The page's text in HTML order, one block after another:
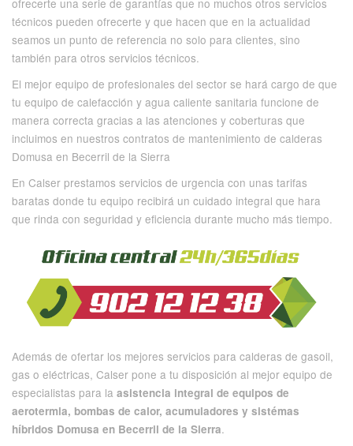
ofrecerte una serie de garantías que no muchos otros servicios
técnicos pueden ofrecerte y que hacen que en la actualidad
seamos un punto de referencia no solo para clientes, sino
también para otros servicios técnicos.
El mejor equipo de profesionales del sector se hará cargo de que
tu equipo de calefacción y agua caliente sanitaria funcione de
manera correcta gracias a las atenciones y coberturas que
incluimos en nuestros contratos de mantenimiento de calderas
Domusa en Becerril de la Sierra
En Calser prestamos servicios de urgencia con unas tarifas
baratas donde tu equipo recibirá un cuidado integral que hara
que rinda con seguridad y eficiencia durante mucho más tiempo.
Además de ofertar los mejores servicios para calderas de gasoil,
gas o eléctricas, Calser pone a tu disposición al mejor equipo de
especialistas para la asistencia integral de equipos de
aerotermia, bombas de calor, acumuladores y sistémas
híbridos Domusa en Becerril de la Sierra.